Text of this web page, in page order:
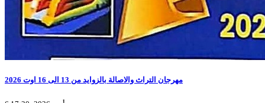
مهرجان التراث والاصالة بالزوايد من 13 الى 16 اوت 2026